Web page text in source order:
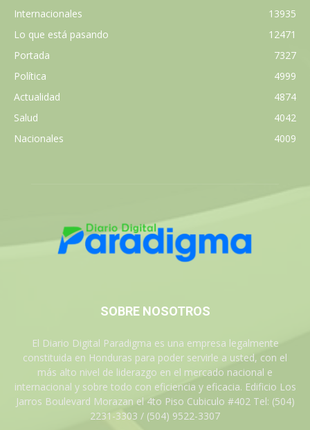
Internacionales
13935
Lo que está pasando
12471
Portada
7327
Política
4999
Actualidad
4874
Salud
4042
Nacionales
4009
SOBRE NOSOTROS
El Diario Digital Paradigma es una empresa legalmente
constituida en Honduras para poder servirle a usted, con el
más alto nivel de liderazgo en el mercado nacional e
internacional y sobre todo con eficiencia y eficacia. Edificio Los
Jarros Boulevard Morazan el 4to Piso Cubiculo #402 Tel: (504)
2231-3303 / (504) 9522-3307